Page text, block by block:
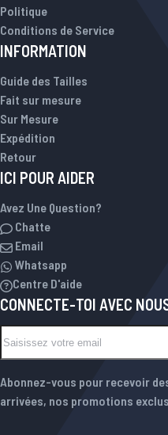
Politique
Conditions de Service
INFORMATION
Guide des Tailles
Fait sur mesure
Sur Mesure
Expédition
Retour
ICI POUR AIDER
Avez Une Question?
Chatte
Email
Whatsapp
Centre D'aide
CONNECTE-TOI AVEC
NEWSLETTER
Abonnez-vous pour recevoir
arrivées, nos promotions